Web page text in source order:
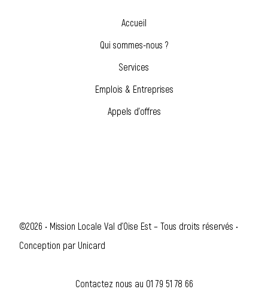
Accueil
Qui sommes-nous ?
Services
Emplois & Entreprises
Appels d’offres
©2026 • Mission Locale Val d'Oise Est – Tous droits réservés •
Conception par Unicard
Contactez nous au 01 79 51 78 66